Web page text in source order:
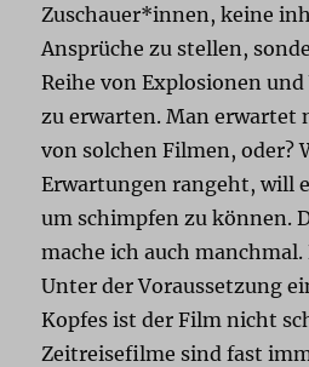
Zuschauer*innen, keine
Ansprüche zu stellen,
Reihe von Explosionen
zu erwarten. Man erwartet
von solchen Filmen, oder?
Erwartungen rangeht, will
um schimpfen zu können.
mache ich auch
Unter der Voraussetzung
Kopfes ist der Film nicht
Zeitreisefilme sind fast